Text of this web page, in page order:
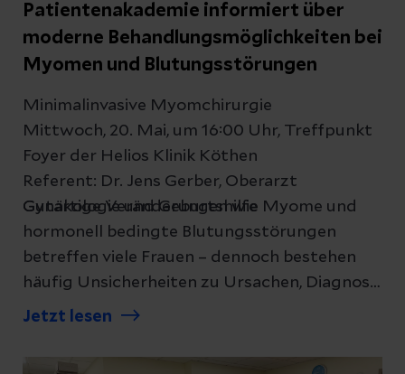
Patientenakademie informiert über
moderne Behandlungsmöglichkeiten bei
Myomen und Blutungsstörungen
Minimalinvasive Myomchirurgie
Mittwoch, 20. Mai, um 16:00 Uhr, Treffpunkt
Foyer der Helios Klinik Köthen
Referent: Dr. Jens Gerber, Oberarzt
Gynäkologie und Geburtshilfe
Gutartige Veränderungen wie Myome und
hormonell bedingte Blutungsstörungen
betreffen viele Frauen – dennoch bestehen
häufig Unsicherheiten zu Ursachen, Diagnose
und Therapieoptionen. Im Rahmen einer
Köthen am 20. Mai um 16 Uhr Interessierte
Jetzt lesen